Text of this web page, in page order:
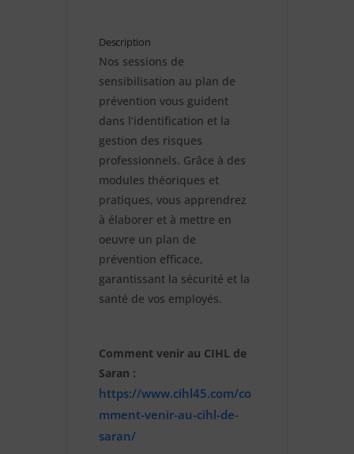
Description
Nos sessions de
sensibilisation au plan de
prévention vous guident
dans l’identification et la
gestion des risques
professionnels. Grâce à des
modules théoriques et
pratiques, vous apprendrez
à élaborer et à mettre en
oeuvre un plan de
prévention efficace,
garantissant la sécurité et la
santé de vos employés.
Comment venir au CIHL de
Saran :
https://www.cihl45.com/co
mment-venir-au-cihl-de-
saran/